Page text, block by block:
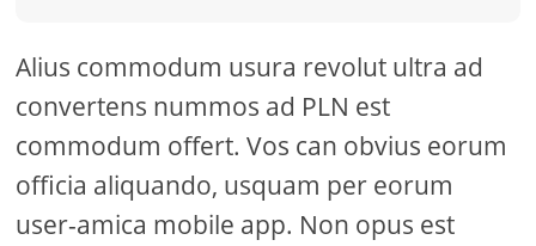
Alius commodum usura revolut ultra ad
convertens nummos ad PLN est
commodum offert. Vos can obvius eorum
officia aliquando, usquam per eorum
user-amica mobile app. Non opus est